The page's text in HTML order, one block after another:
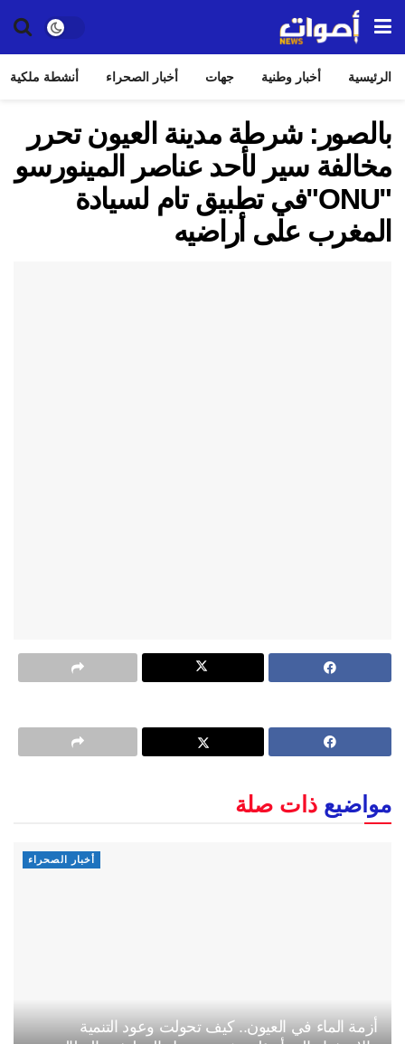
الرئيسية أخبار وطنية جهات أخبار الصحراء أنشطة ملكية
بالصور: شرطة مدينة العيون تحرر
مخالفة سير لأحد عناصر المينورسو
"ONU"في تطبيق تام لسيادة
المغرب على أراضيه
مواضيع ذات صلة
أخبار الصحراء
أزمة الماء في العيون.. كيف تحولت وعود التنمية